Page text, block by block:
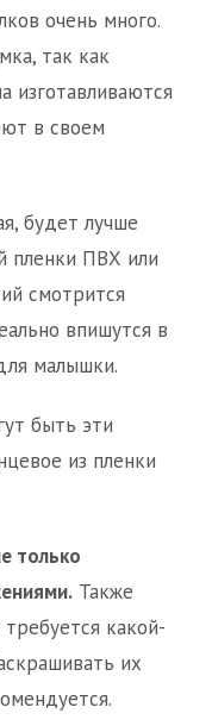
очень много.
так как
изготавливаются
в своем
будет лучше
пленки ПВХ или
смотрится
впишутся в
малышки.
быть эти
из пленки
только
Также
какой-
их